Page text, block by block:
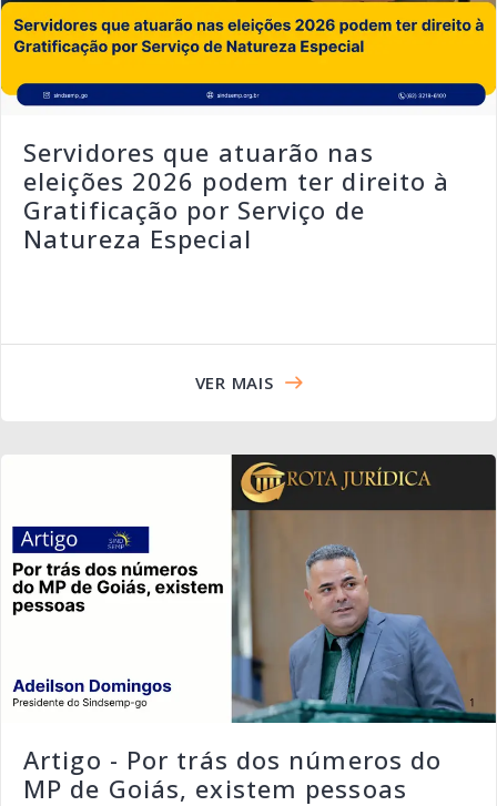
Servidores que atuarão nas
eleições 2026 podem ter direito à
Gratificação por Serviço de
Natureza Especial
VER MAIS
Artigo - Por trás dos números do
MP de Goiás, existem pessoas